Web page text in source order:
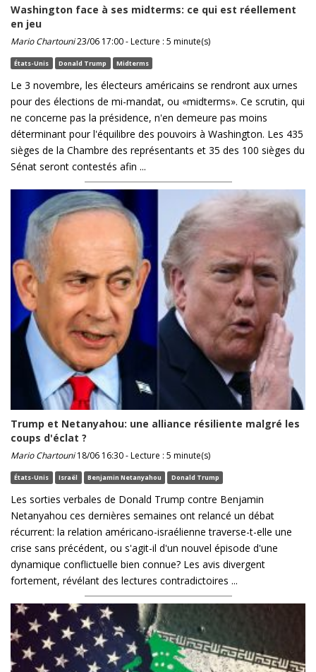
Washington face à ses midterms: ce qui est réellement
en jeu
Mario Chartouni23/06 17:00 - Lecture : 5 minute(s)
États-Unis Donald Trump Midterms
Le 3 novembre, les électeurs américains se rendront aux urnes
pour des élections de mi-mandat, ou «midterms». Ce scrutin, qui
ne concerne pas la présidence, n'en demeure pas moins
déterminant pour l'équilibre des pouvoirs à Washington. Les 435
sièges de la Chambre des représentants et 35 des 100 sièges du
Sénat seront contestés afin ...
Trump et Netanyahou: une alliance résiliente malgré les
coups d'éclat ?
Mario Chartouni18/06 16:30 - Lecture : 5 minute(s)
États-Unis Israël Benjamin Netanyahou Donald Trump
Les sorties verbales de Donald Trump contre Benjamin
Netanyahou ces dernières semaines ont relancé un débat
récurrent: la relation américano-israélienne traverse-t-elle une
crise sans précédent, ou s'agit-il d'un nouvel épisode d'une
dynamique conflictuelle bien connue? Les avis divergent
fortement, révélant des lectures contradictoires ...